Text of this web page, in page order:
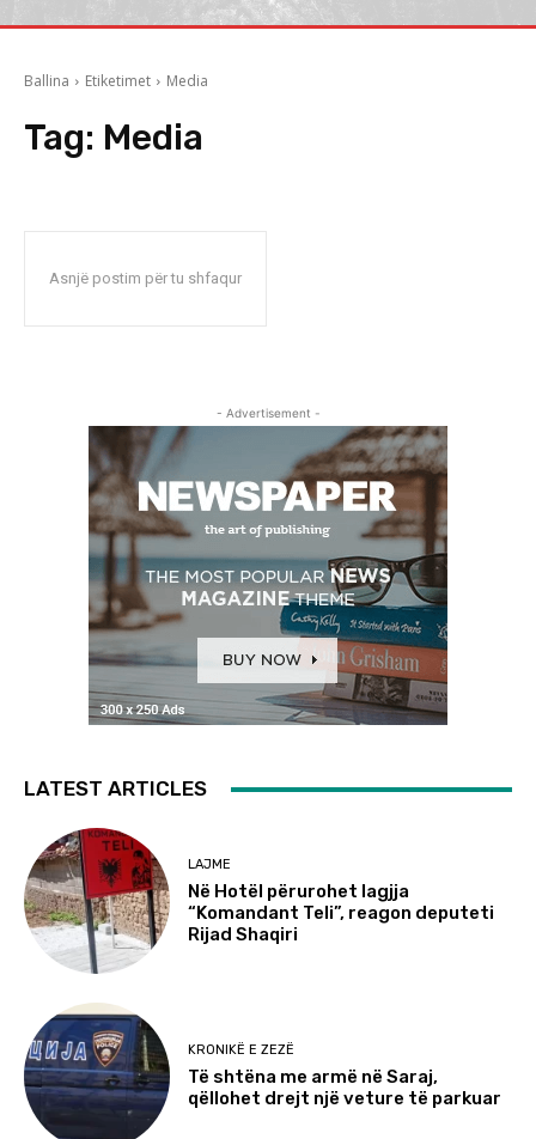
Ballina Etiketimet Media
Tag: Media
Asnjë postim për tu shfaqur
- Advertisement -
LATEST ARTICLES
LAJME
Në Hotël përurohet lagjja
“Komandant Teli”, reagon deputeti
Rijad Shaqiri
KRONIKË E ZEZË
Të shtëna me armë në Saraj,
qëllohet drejt një veture të parkuar